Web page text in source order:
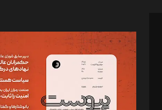
مدیر مسئول: محمدباقر اثنی‌عشری
سردبیر: مهرک محمودی
دبیر تحریریه: میثم قاسمی
د‌بیر ناداستان: سمانه سمیع
د‌بیر خدمت و تجارت: ابوالفضل رجبی